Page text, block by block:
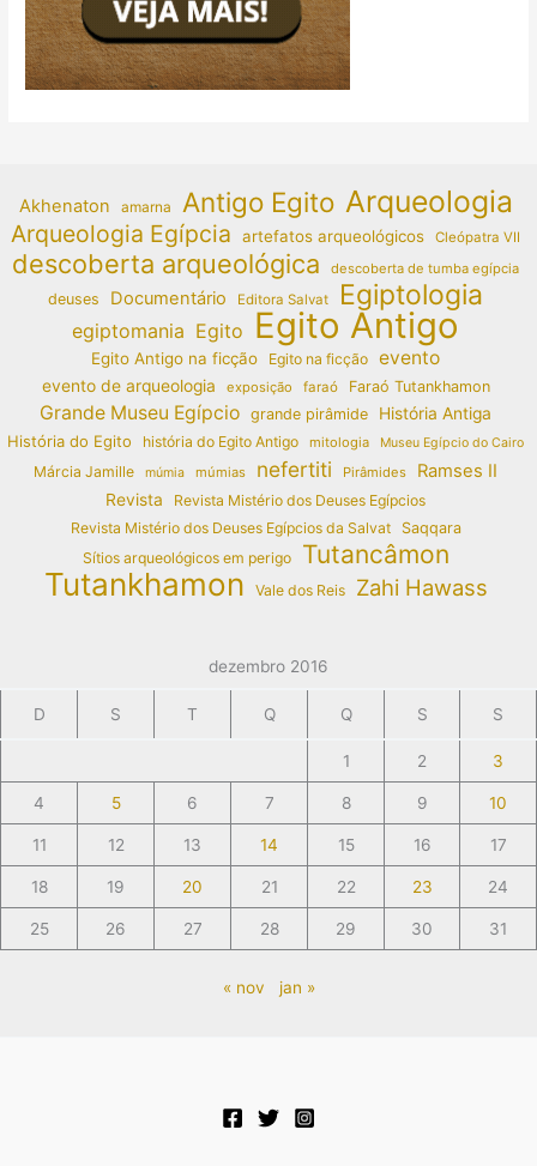
Akhenaton amarna Antigo Egito Arqueologia
Arqueologia Egípcia artefatos arqueológicos Cleópatra VII
descoberta arqueológica descoberta de tumba egípcia
deuses Documentário Editora Salvat Egiptologia
egiptomania Egito Egito Antigo
Egito Antigo na ficção Egito na ficção evento
evento de arqueologia exposição faraó Faraó Tutankhamon
Grande Museu Egípcio grande pirâmide
História Antiga
História do Egito
história do Egito Antigo mitologia Museu Egípcio do Cairo
Márcia Jamille múmia múmias nefertiti Pirâmides Ramses II
Revista
Revista Mistério dos Deuses Egípcios
Revista Mistério dos Deuses Egípcios da Salvat
Saqqara
Sítios arqueológicos em perigo
Tutancâmon
Tutankhamon Vale dos Reis Zahi Hawass
dezembro 2016
D S T Q Q S S
1 2 3
4 5 6 7 8 9 10
11 12 13 14 15 16 17
18 19 20 21 22 23 24
25 26 27 28 29 30 31
« nov jan »